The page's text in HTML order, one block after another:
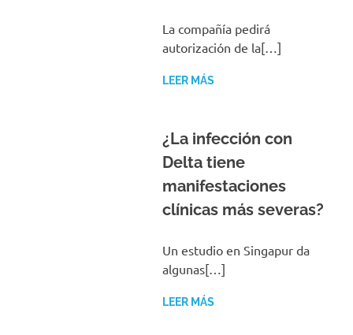
La compañía pedirá
autorización de la[…]
LEER MÁS
¿La infección con
Delta tiene
manifestaciones
clínicas más severas?
Un estudio en Singapur da
algunas[…]
LEER MÁS